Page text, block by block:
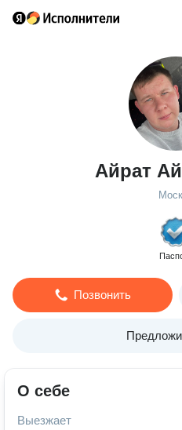
Айрат
Позвонить
О себе
Выезжает